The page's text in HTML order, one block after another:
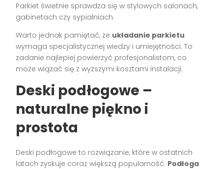
Parkiet świetnie sprawdza się w stylowych salonach,
gabinetach czy sypialniach.
Warto jednak pamiętać, że układanie parkietu
wymaga specjalistycznej wiedzy i umiejętności. To
zadanie najlepiej powierzyć profesjonalistom, co
może wiązać się z wyższymi kosztami instalacji.
Deski podłogowe –
naturalne piękno i
prostota
Deski podłogowe to rozwiązanie, które w ostatnich
latach zyskuje coraz większą popularność. Podłoga